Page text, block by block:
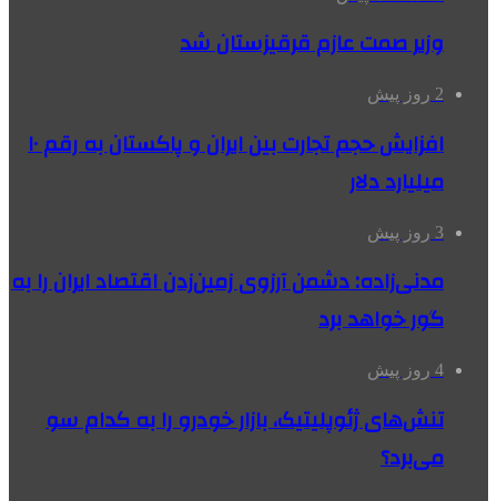
وزیر صمت عازم قرقیزستان شد
2 روز پیش
افزایش حجم تجارت بین ایران و پاکستان به رقم ۱۰
میلیارد دلار
3 روز پیش
مدنی‌زاده: دشمن آرزوی زمین‌زدن اقتصاد ایران را به
گور خواهد برد
4 روز پیش
تنش‌های ژئوپلیتیک، بازار خودرو را به کدام سو
می‌برد؟